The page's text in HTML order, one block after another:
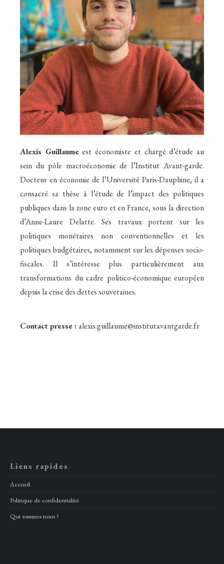
Alexis Guillaumeest économiste et chargé d’étude au
sein du pôle macroéconomie de l’Institut Avant-garde.
Docteur en économie de l’Université Paris-Dauphine, il a
consacré sa thèse à l’étude de l’impact des politiques
publiques dans la zone euro et en France, sous la direction
d’Anne-Laure Delatte. Ses travaux portent sur les
politiques monétaires non conventionnelles et les
politiques budgétaires, notamment sur les dépenses socio-
fiscales. Il s’intéresse plus particulièrement aux
transformations du cadre politico-économique européen
depuis la crise des dettes souveraines.
Contact presse :alexis.guillaume@institutavantgarde.fr
Liens rapides
Accueil
Politique de confidentialité
Qui sommes-nous ?